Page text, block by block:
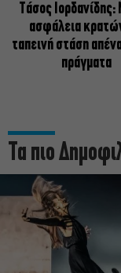
Tάσος
ασφάλεια
ταπεινή στάση
πράγματα
Τα πιο